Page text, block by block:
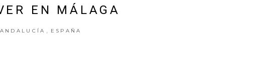
EN MÁLAGA
ANDALUCÍA ESPAÑA